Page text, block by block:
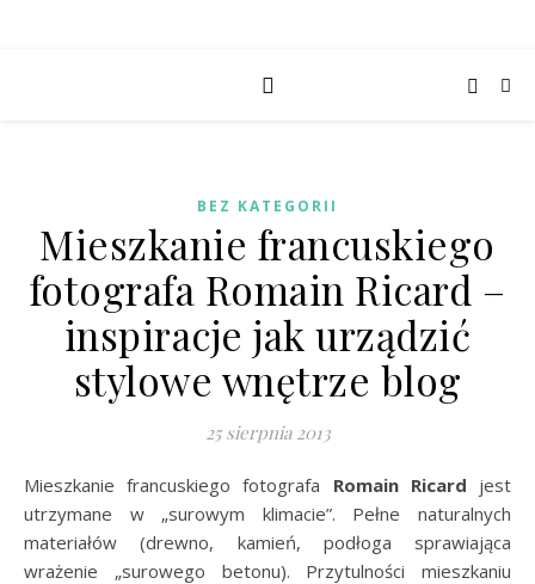
BEZ KATEGORII
Mieszkanie francuskiego
fotografa Romain Ricard –
inspiracje jak urządzić
stylowe wnętrze blog
25 sierpnia 2013
Mieszkanie francuskiego fotografa Romain Ricard jest
utrzymane w „surowym klimacie”. Pełne naturalnych
materiałów (drewno, kamień, podłoga sprawiająca
wrażenie „surowego betonu). Przytulności mieszkaniu